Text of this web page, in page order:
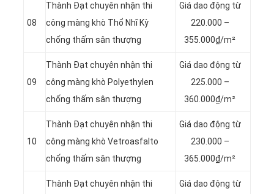
08
Thành Đạt chuyên nhận thi
công màng khò Thổ Nhĩ Kỳ
chống thấm sân thượng
Giá dao động từ
220.000 –
355.000₫/m²
09
Thành Đạt chuyên nhận thi
công màng khò Polyethylen
chống thấm sân thượng
Giá dao động từ
225.000 –
360.000₫/m²
10
Thành Đạt chuyên nhận thi
công màng khò Vetroasfalto
chống thấm sân thượng
Giá dao động từ
230.000 –
365.000₫/m²
Thành Đạt chuyên nhận thi
Giá dao động từ